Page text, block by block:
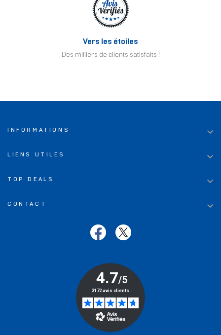
Vers les étoiles
Des milliers de clients satisfaits !
INFORMATIONS 
LIENS UTILES 
TOP DEALS 
CONTACT 